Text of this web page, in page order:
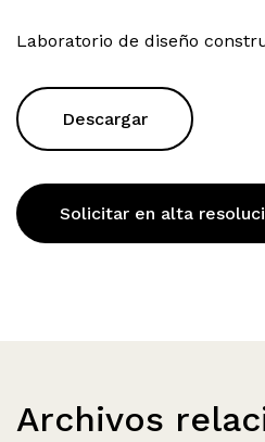
Laboratorio de diseño
Descargar
Solicitar en alta
Archivos